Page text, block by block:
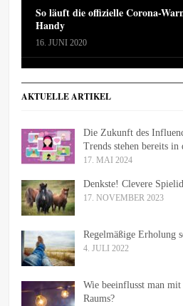
So läuft die offizielle Corona-
Handy
16. JUNI 2020
AKTUELLE ARTIKEL
Die Zukunft des
Trends stehen bereits in
17. MAI 2024
Denkste! Clevere
17. NOVEMBER 2023
Regelmäßige Erholung
4. JULI 2022
Wie beeinflusst man
Raums?